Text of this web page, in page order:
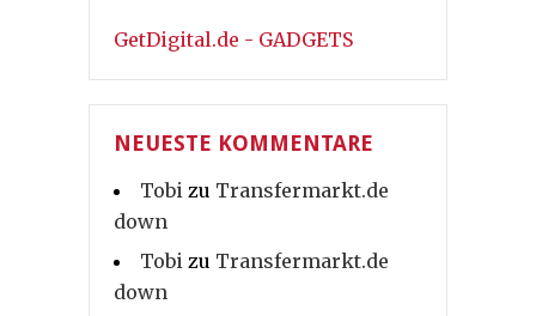
GetDigital.de - GADGETS
NEUESTE KOMMENTARE
Tobi zu Transfermarkt.de
down
Tobi zu Transfermarkt.de
down